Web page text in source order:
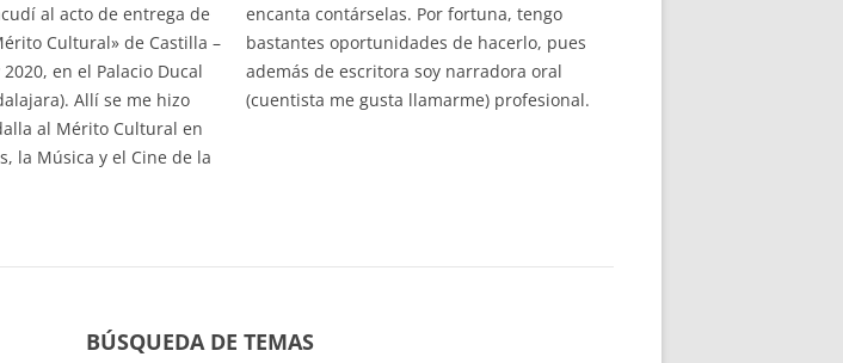
al acto de entrega de
Cultural» de Castilla –
en el Palacio Ducal
Allí se me hizo
al Mérito Cultural en
la Música y el Cine de la
encanta contárselas. Por fortuna, tengo
bastantes oportunidades de hacerlo, pues
además de escritora soy narradora oral
(cuentista me gusta llamarme) profesional.
BÚSQUEDA DE TEMAS